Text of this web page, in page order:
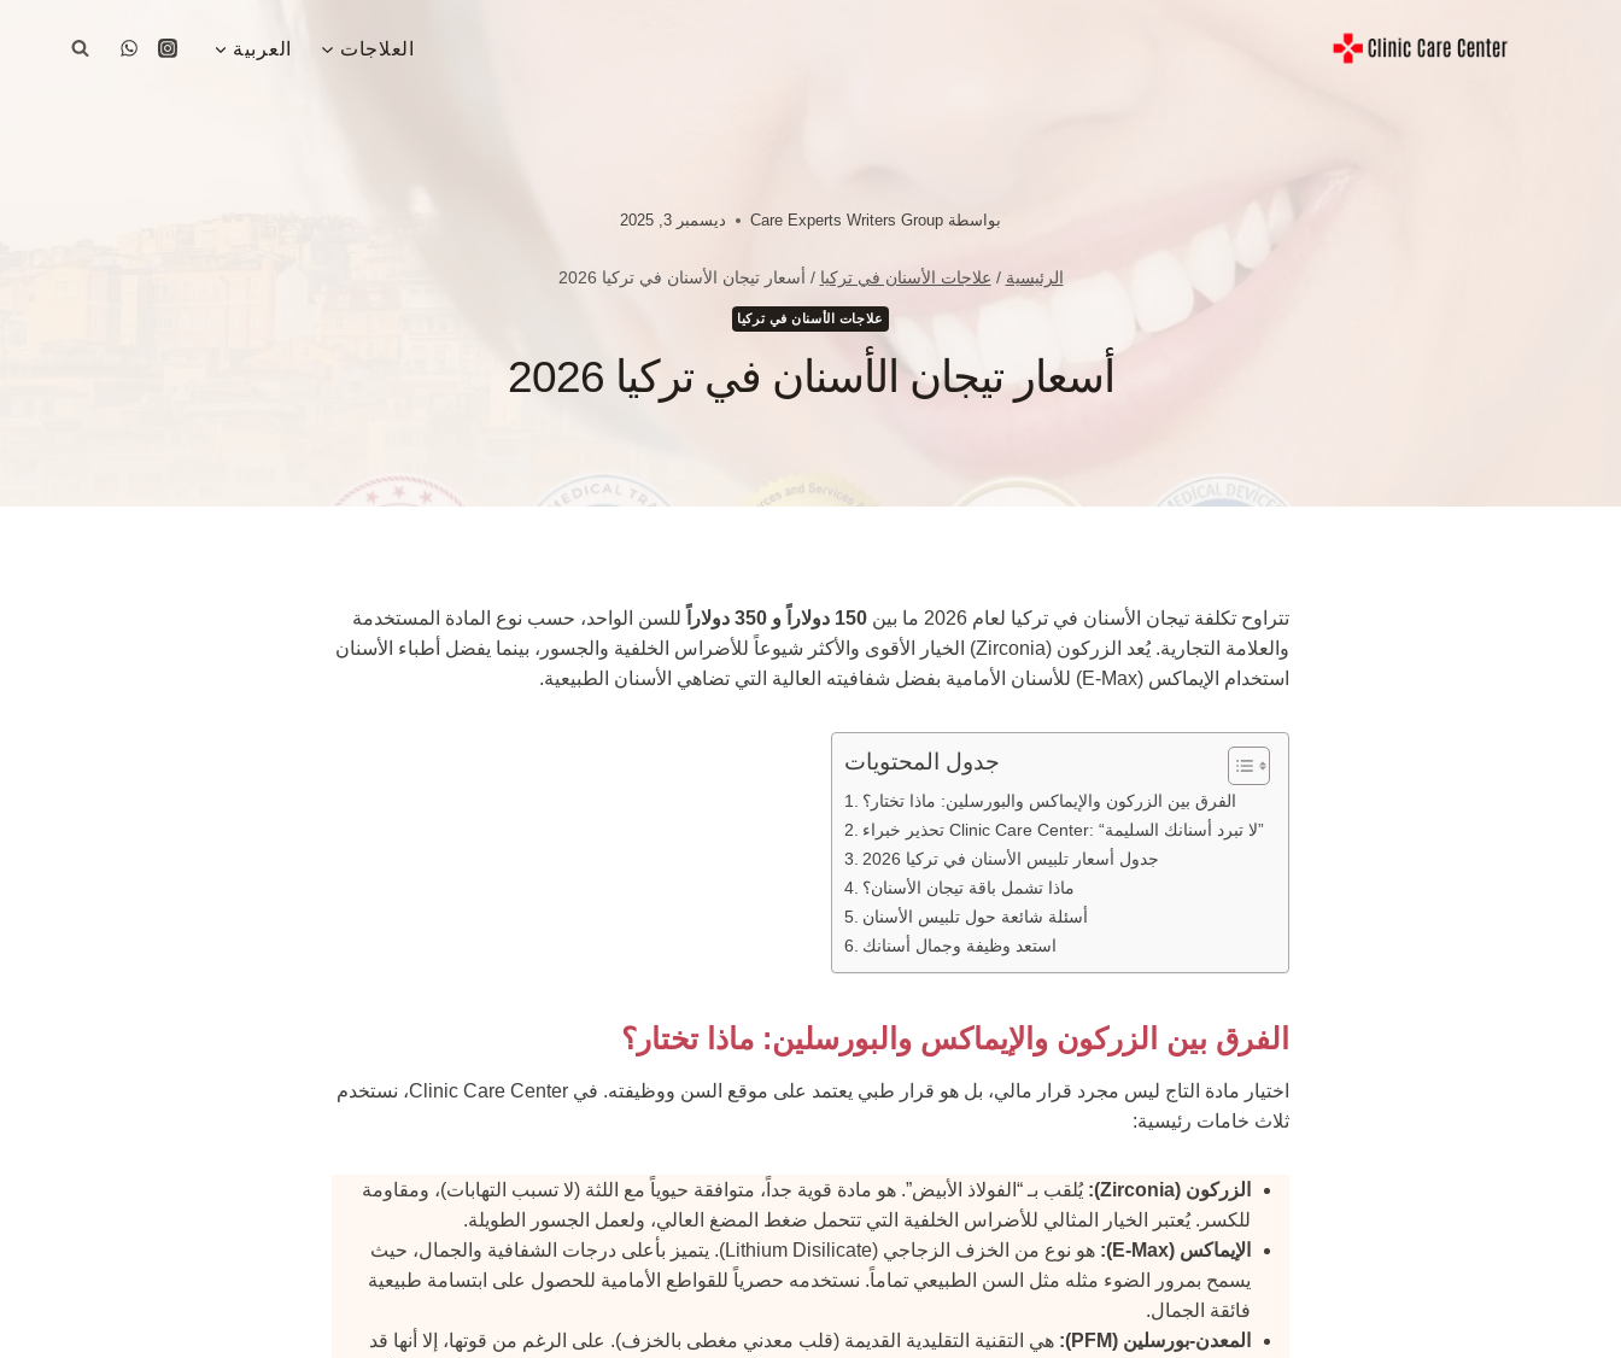
العلاجات العربية
بواسطة Care Experts Writers Group ديسمبر 3, 2025
الرئيسية / علاجات الأسنان في تركيا / أسعار تيجان الأسنان في تركيا 2026
علاجات الأسنان في تركيا
أسعار تيجان الأسنان في تركيا 2026
تتراوح تكلفة تيجان الأسنان في تركيا لعام 2026 ما بين 150 دولاراً و 350 دولاراً
للسن الواحد، حسب نوع المادة المستخدمة
والعلامة التجارية. يُعد الزركون (Zirconia) الخيار الأقوى والأكثر شيوعاً للأضراس الخلفية والجسور، بينما يفضل أطباء الأسنان
استخدام الإيماكس (E-Max) للأسنان الأمامية بفضل شفافيته العالية التي تضاهي الأسنان الطبيعية.
جدول المحتويات
الفرق بين الزركون والإيماكس والبورسلين: ماذا تختار؟
تحذير خبراء Clinic Care Center: “لا تبرد أسنانك السليمة”
جدول أسعار تلبيس الأسنان في تركيا 2026
ماذا تشمل باقة تيجان الأسنان؟
أسئلة شائعة حول تلبيس الأسنان
استعد وظيفة وجمال أسنانك
الفرق بين الزركون والإيماكس والبورسلين: ماذا تختار؟
اختيار مادة التاج ليس مجرد قرار مالي، بل هو قرار طبي يعتمد على موقع السن ووظيفته. في Clinic Care Center، نستخدم
ثلاث خامات رئيسية:
الزركون (Zirconia):
يُلقب بـ “الفولاذ الأبيض”. هو مادة قوية جداً، متوافقة حيوياً مع اللثة (لا تسبب التهابات)، ومقاومة
للكسر. يُعتبر الخيار المثالي للأضراس الخلفية التي تتحمل ضغط المضغ العالي، ولعمل الجسور الطويلة.
الإيماكس (E-Max):
هو نوع من الخزف الزجاجي (Lithium Disilicate). يتميز بأعلى درجات الشفافية والجمال، حيث
يسمح بمرور الضوء مثله مثل السن الطبيعي تماماً. نستخدمه حصرياً للقواطع الأمامية للحصول على ابتسامة طبيعية
فائقة الجمال.
المعدن-بورسلين (PFM):
هي التقنية التقليدية القديمة (قلب معدني مغطى بالخزف). على الرغم من قوتها، إلا أنها قد